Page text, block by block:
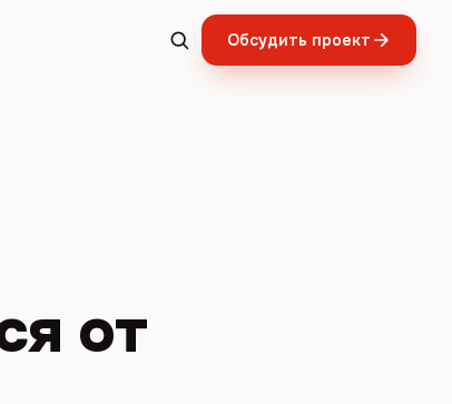
Обсудить проект
от